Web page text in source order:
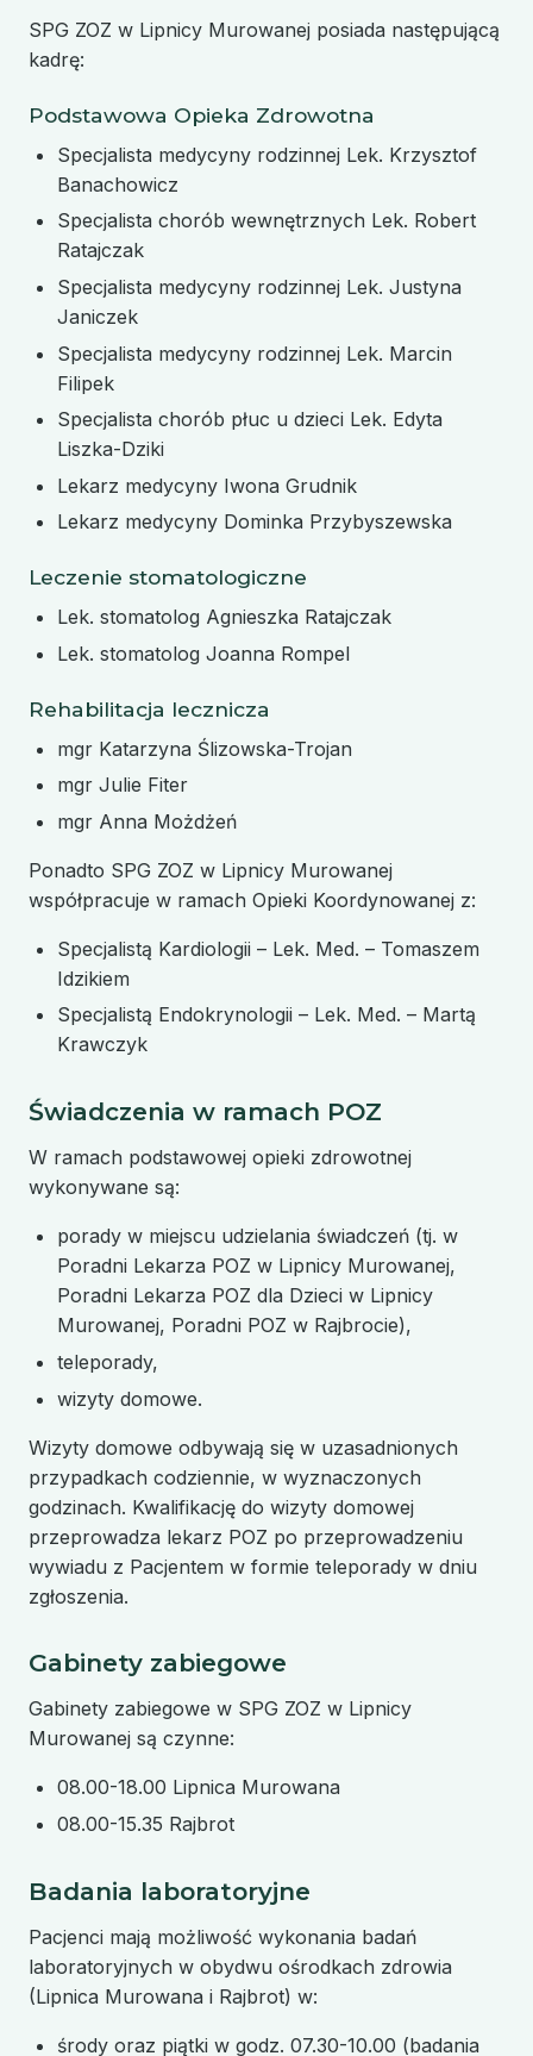
SPG ZOZ w Lipnicy Murowanej posiada następującą
kadrę:
Podstawowa Opieka Zdrowotna
Specjalista medycyny rodzinnej Lek. Krzysztof
Banachowicz
Specjalista chorób wewnętrznych Lek. Robert
Ratajczak
Specjalista medycyny rodzinnej Lek. Justyna
Janiczek
Specjalista medycyny rodzinnej Lek. Marcin
Filipek
Specjalista chorób płuc u dzieci Lek. Edyta
Liszka-Dziki
Lekarz medycyny Iwona Grudnik
Lekarz medycyny Dominka Przybyszewska
Leczenie stomatologiczne
Lek. stomatolog Agnieszka Ratajczak
Lek. stomatolog Joanna Rompel
Rehabilitacja lecznicza
mgr Katarzyna Ślizowska-Trojan
mgr Julie Fiter
mgr Anna Możdżeń
Ponadto SPG ZOZ w Lipnicy Murowanej
współpracuje w ramach Opieki Koordynowanej z:
Specjalistą Kardiologii – Lek. Med. – Tomaszem
Idzikiem
Specjalistą Endokrynologii – Lek. Med. – Martą
Krawczyk
Świadczenia w ramach POZ
W ramach podstawowej opieki zdrowotnej
wykonywane są:
porady w miejscu udzielania świadczeń (tj. w
Poradni Lekarza POZ w Lipnicy Murowanej,
Poradni Lekarza POZ dla Dzieci w Lipnicy
Murowanej, Poradni POZ w Rajbrocie),
teleporady,
wizyty domowe.
Wizyty domowe odbywają się w uzasadnionych
przypadkach codziennie, w wyznaczonych
godzinach. Kwalifikację do wizyty domowej
przeprowadza lekarz POZ po przeprowadzeniu
wywiadu z Pacjentem w formie teleporady w dniu
zgłoszenia.
Gabinety zabiegowe
Gabinety zabiegowe w SPG ZOZ w Lipnicy
Murowanej są czynne:
08.00-18.00 Lipnica Murowana
08.00-15.35 Rajbrot
Badania laboratoryjne
Pacjenci mają możliwość wykonania badań
laboratoryjnych w obydwu ośrodkach zdrowia
(Lipnica Murowana i Rajbrot) w:
środy oraz piątki w godz. 07.30-10.00 (badania